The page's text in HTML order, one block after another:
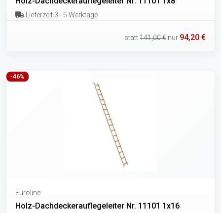
Lieferzeit 3 - 5 Werktage
statt141,00 € nur 94,20 €
-46%
Euroline
Holz-Dachdeckerauflegeleiter Nr. 11101 1x16